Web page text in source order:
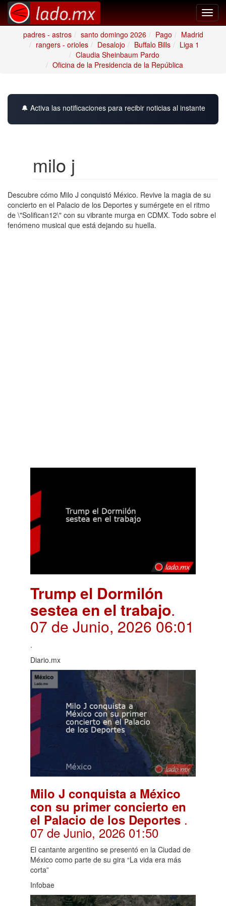
padres - astros
santo domingo 2026 Pago
Madrid
rangers - orioles
Desalojo Buffalo Bills
Liga 1
Claudia Sheinbaum Pardo
Oficina de la Presidencia de la República
🔔 Activa las notificaciones para recibir noticias al instante
milo j
Descubre cómo Milo J conquistó México. Revive la magia de su
concierto en el Palacio de los Deportes y sumérgete en el ritmo
de \"Solifican12\" con su vibrante murga en CDMX. Todo sobre el
fenómeno musical que está dejando su huella.
Trump el Dormilón
sestea en el trabajo.
07 de Junio, 2026 06:01
.
Diario.mx
Milo J conquista a México
con su primer concierto en
el Palacio de los Deportes .
07 de Junio, 2026 01:50
El cantante argentino se presentó en la Ciudad de
México como parte de su gira “La vida era más
corta”
Infobae